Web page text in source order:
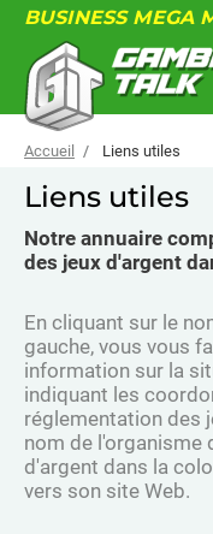
BUSINESS MEGA
À PROPOS
FORUM
ARTICLES
NOUVELLES
LIENS UTILES
ÉVÉNEMENTS
Accueil Liens utiles
Liens utiles
Notre annuaire
des jeux d'argent
En cliquant sur le
gauche, vous vous
information sur la
indiquant les
réglementation des
nom de l'organisme
d'argent dans la
vers son site Web.